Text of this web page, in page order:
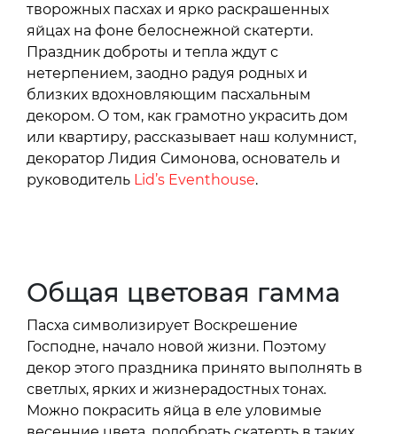
творожных пасхах и ярко раскрашенных
яйцах на фоне белоснежной скатерти.
Праздник доброты и тепла ждут с
нетерпением, заодно радуя родных и
близких вдохновляющим пасхальным
декором. О том, как грамотно украсить дом
или квартиру, рассказывает наш колумнист,
декоратор Лидия Симонова, основатель и
руководитель Lid’s Eventhouse.
Общая цветовая гамма
Пасха символизирует Воскрешение
Господне, начало новой жизни. Поэтому
декор этого праздника принято выполнять в
светлых, ярких и жизнерадостных тонах.
Можно покрасить яйца в еле уловимые